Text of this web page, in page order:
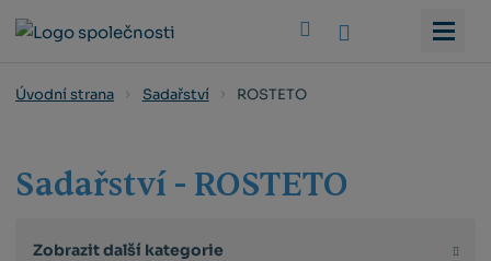
Úvodní strana Sadařství ROSTETO
Sadařství - ROSTETO
Zobrazit další kategorie